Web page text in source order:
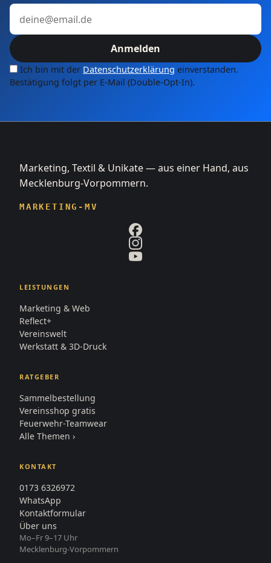
E-Mail-Adresse
Anmelden
Ich bin mit der Datenschutzerklärung einverstanden.
Bestätigung folgt per E-Mail (Double-Opt-In).
Marketing, Textil & Unikate — aus einer Hand, aus
Mecklenburg-Vorpommern.
MARKETING-MV
LEISTUNGEN
Marketing & Web
Reflect+
Vereinswelt
Werkstatt & 3D-Druck
RATGEBER
Sammelbestellung
Vereinsshop gratis
Feuerwehr-Teamwear
Alle Themen ›
KONTAKT
0173 6326972
WhatsApp
Kontaktformular
Über uns
Mo–Fr 9–17 Uhr
Mecklenburg-Vorpommern